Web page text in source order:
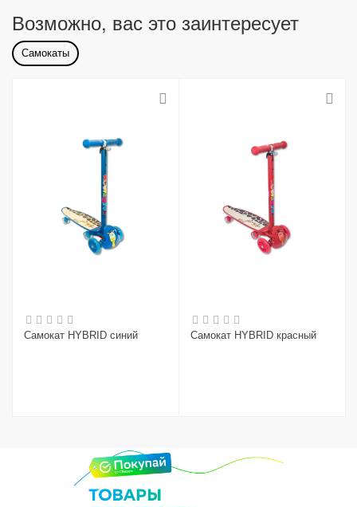
Возможно, вас это заинтересует
Самокаты
Самокат HYBRID синий Самокат HYBRID красный